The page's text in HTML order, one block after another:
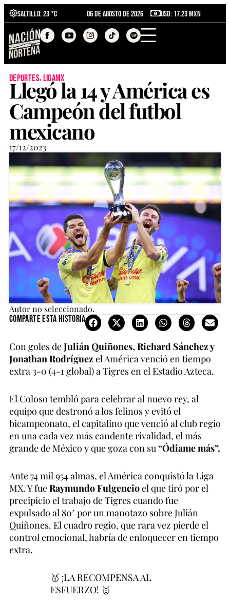
Saltillo: 23 °C 06 de agosto de 2026 USD: 17.23 MXN
deportes, ligamx
Llegó la 14 y América es
Campeón del futbol
mexicano
17/12/2023
Autor no seleccionado.
Comparte esta historia
Con goles deJulián Quiñones, Richard Sánchez y
Jonathan Rodríguez el América venció en tiempo
extra 3-0 (4-1 global) a Tigres en el Estadio Azteca.
El Coloso tembló para celebrar al nuevo rey, al
equipo que destronó a los felinos y evitó el
bicampeonato, el capitalino que venció al club regio
en una cada vez más candente rivalidad, el más
grande de México y que goza con su “Ódiame más”.
Ante 74 mil 954 almas, el América conquistó la Liga
MX. Y fueRaymundo Fulgencioel que tiró por el
precipicio el trabajo de Tigres cuando fue
expulsado al 80′ por un manotazo sobre Julián
Quiñones. El cuadro regio, que rara vez pierde el
control emocional, habría de enloquecer en tiempo
extra.
🥇 ¡LA RECOMPENSA AL
ESFUERZO! 🥇